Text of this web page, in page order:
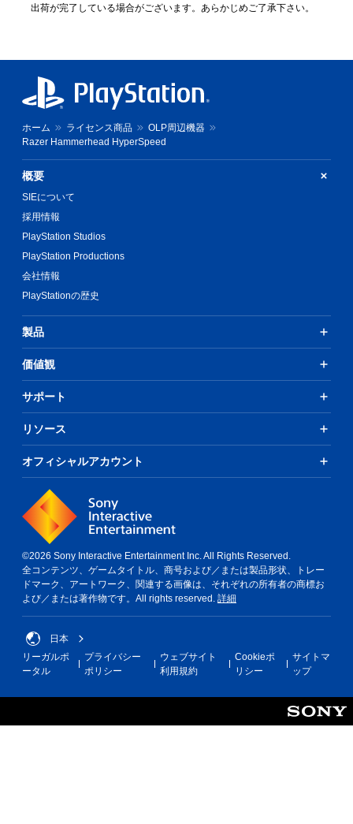
出荷が完了している場合がございます。あらかじめご了承下さい。
ホーム ライセンス商品
OLP周辺機器
Razer Hammerhead HyperSpeed
概要
SIEについて
採用情報
PlayStation Studios
PlayStation Productions
会社情報
PlayStationの歴史
製品
価値観
サポート
リソース
オフィシャルアカウント
©2026 Sony Interactive Entertainment Inc. All Rights Reserved.
全コンテンツ、ゲームタイトル、商号および／または製品形状、トレー
ドマーク、アートワーク、関連する画像は、それぞれの所有者の商標お
よび／または著作物です。All rights reserved. 詳細
日本
リーガルポ
ータル
プライバシー
ポリシー
ウェブサイト
利用規約
Cookieポ
リシー
サイトマ
ップ